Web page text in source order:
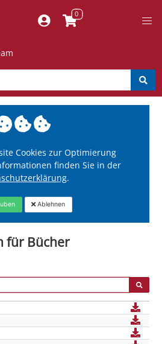
Cookies zur Optimierung
finden Sie in der
.
Ablehnen
für Bücher